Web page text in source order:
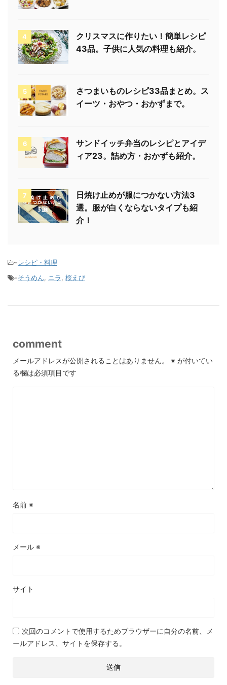
4
クリスマスに作りたい！簡単レシピ
43品。子供に人気の料理も紹介。
5
さつまいものレシピ33品まとめ。ス
イーツ・おやつ・おかずまで。
6
サンドイッチ弁当のレシピとアイデ
ィア23。詰め方・おかずも紹介。
7
日焼け止めが服につかない方法3
選。服が白くならないタイプも紹
介！
-レシピ・料理
-そうめん, ニラ, 桜えび
comment
メールアドレスが公開されることはありません。 ※ が付いてい
る欄は必須項目です
名前 ※
メール ※
サイト
次回のコメントで使用するためブラウザーに自分の名前、メ
ールアドレス、サイトを保存する。